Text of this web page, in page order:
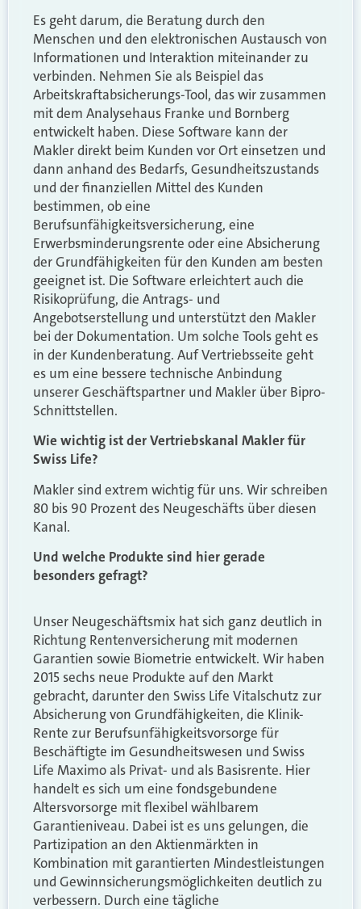
Es geht darum, die Beratung durch den
Menschen und den elektronischen Austausch von
Informationen und Interaktion miteinander zu
verbinden. Nehmen Sie als Beispiel das
Arbeitskraftabsicherungs-Tool, das wir zusammen
mit dem Analysehaus Franke und Bornberg
entwickelt haben. Diese Software kann der
Makler direkt beim Kunden vor Ort einsetzen und
dann anhand des Bedarfs, Gesundheitszustands
und der finanziellen Mittel des Kunden
bestimmen, ob eine
Berufsunfähigkeitsversicherung, eine
Erwerbsminderungsrente oder eine Absicherung
der Grundfähigkeiten für den Kunden am besten
geeignet ist. Die Software erleichtert auch die
Risikoprüfung, die Antrags- und
Angebotserstellung und unterstützt den Makler
bei der Dokumentation. Um solche Tools geht es
in der Kundenberatung. Auf Vertriebsseite geht
es um eine bessere technische Anbindung
unserer Geschäftspartner und Makler über Bipro-
Schnittstellen.
Wie wichtig ist der Vertriebskanal Makler für
Swiss Life?
Makler sind extrem wichtig für uns. Wir schreiben
80 bis 90 Prozent des Neugeschäfts über diesen
Kanal.
Und welche Produkte sind hier gerade
besonders gefragt?
Unser Neugeschäftsmix hat sich ganz deutlich in
Richtung Rentenversicherung mit modernen
Garantien sowie Biometrie entwickelt. Wir haben
2015 sechs neue Produkte auf den Markt
gebracht, darunter den Swiss Life Vitalschutz zur
Absicherung von Grundfähigkeiten, die Klinik-
Rente zur Berufsunfähigkeitsvorsorge für
Beschäftigte im Gesundheitswesen und Swiss
Life Maximo als Privat- und als Basisrente. Hier
handelt es sich um eine fondsgebundene
Altersvorsorge mit flexibel wählbarem
Garantieniveau. Dabei ist es uns gelungen, die
Partizipation an den Aktienmärkten in
Kombination mit garantierten Mindestleistungen
und Gewinnsicherungsmöglichkeiten deutlich zu
verbessern. Durch eine tägliche